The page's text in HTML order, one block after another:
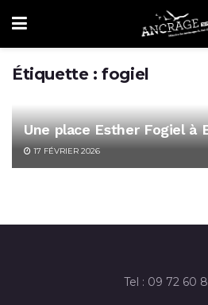
Étiquette :fogiel
Une place Esther Fogiel à
17 FÉVRIER 2026
Tel : 09 72 60